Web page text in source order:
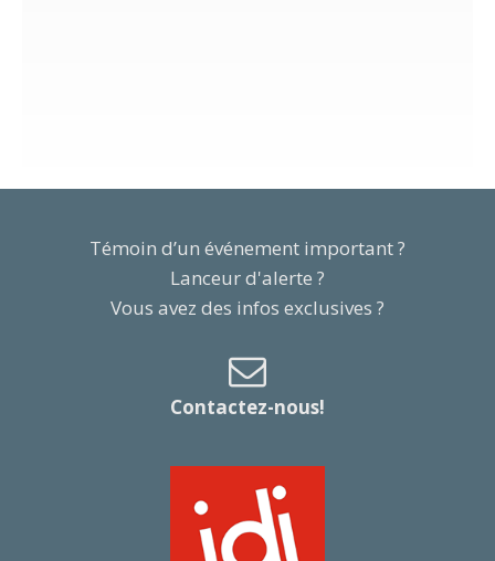
Témoin d’un événement important ?
Lanceur d'alerte ?
Vous avez des infos exclusives ?
Contactez-nous!